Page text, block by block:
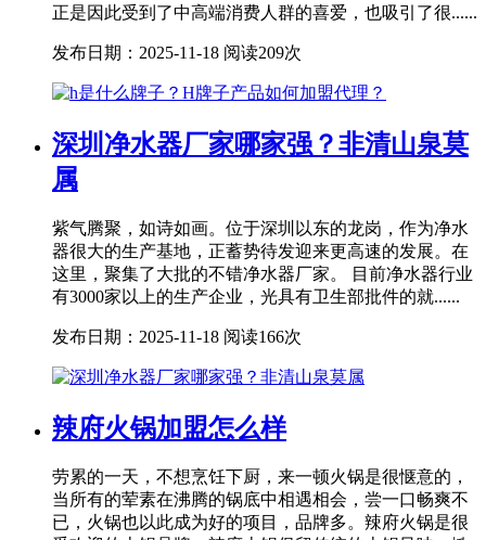
正是因此受到了中高端消费人群的喜爱，也吸引了很......
发布日期：2025-11-18 阅读209次
深圳净水器厂家哪家强？非清山泉莫
属
紫气腾聚，如诗如画。位于深圳以东的龙岗，作为净水
器很大的生产基地，正蓄势待发迎来更高速的发展。在
这里，聚集了大批的不错净水器厂家。 目前净水器行业
有3000家以上的生产企业，光具有卫生部批件的就......
发布日期：2025-11-18 阅读166次
辣府火锅加盟怎么样
劳累的一天，不想烹饪下厨，来一顿火锅是很惬意的，
当所有的荤素在沸腾的锅底中相遇相会，尝一口畅爽不
已，火锅也以此成为好的项目，品牌多。辣府火锅是很